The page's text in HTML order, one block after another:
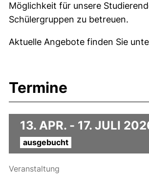
Möglichkeit für unsere
Schülergruppen zu betreuen.
Aktuelle Angebote finden Sie
Termine
Veranstaltung
13. APR. - 17. JULI
ausgebucht